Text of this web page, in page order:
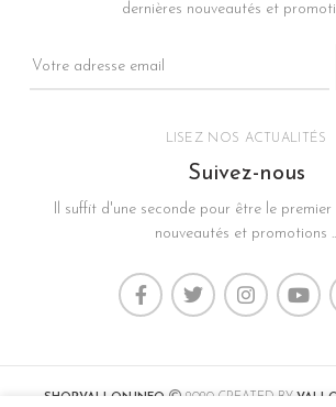
dernières nouveautés et
LISEZ NOS ACTUALITÉS
Suivez-nous
Il suffit d'une seconde pour être le
nouveautés et promotions
SHOP.VALLON.INFO 2020 CREATED BY